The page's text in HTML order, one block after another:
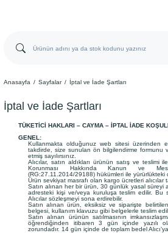
Anasayfa Sayfalar İptal ve İade Şartları
İptal ve İade Şartları
TÜKETİCİ HAKLARI – CAYMA – İPTAL İADE
GENEL:
Kullanmakta olduğunuz web sitesi üzerinden
takdirde, size sunulan ön bilgilendirme formunu
etmiş sayılırsınız.
Alıcılar, satın aldıkları ürünün satış ve teslimi
Korunması Hakkında Kanun ve
(RG:27.11.2014/29188) hükümleri ile yürürlükteki
Ürün sevkiyat masrafı olan kargo ücretleri alıcılar
Satın alınan her bir ürün, 30 günlük yasal süreyi
adresteki kişi ve/veya kuruluşa teslim edilir. Bu
Alıcılar sözleşmeyi sona erdirebilir.
Satın alınan ürün, eksiksiz ve siparişte
belgesi, kullanım klavuzu gibi belgelerle teslim
Satın alınan ürünün satılmasının
öğrendiğinden itibaren 3 gün içinde yazılı
zorundadır. 14 gün içinde de toplam bedel